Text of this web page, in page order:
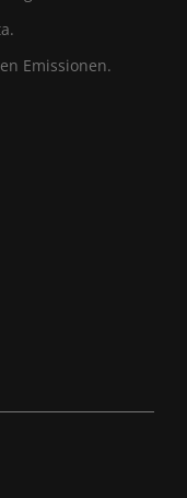
Emissionen.